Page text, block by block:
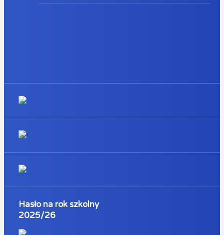
Hasło na rok szkolny
2025/26